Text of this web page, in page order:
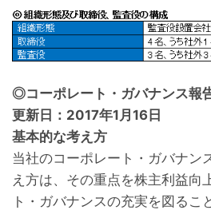
◎コーポレート・ガ
更新日：2017年1月16日
基本的な考え方
当社のコーポレート・ガバナン
え方は、その重点を株主利益向
ト・ガバナンスの充実を図るこ